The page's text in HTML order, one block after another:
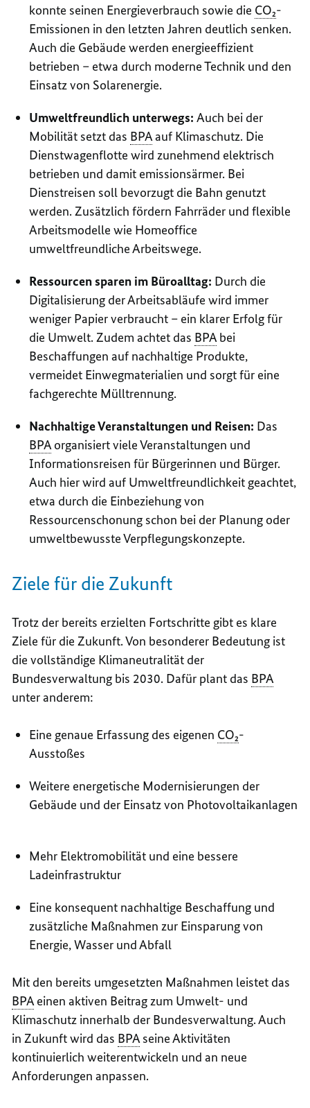
konnte seinen Energieverbrauch sowie die CO₂-
Emissionen in den letzten Jahren deutlich senken.
Auch die Gebäude werden energieeffizient
betrieben – etwa durch moderne Technik und den
Einsatz von Solarenergie.
Umweltfreundlich unterwegs:Auch bei der
Mobilität setzt das BPAauf Klimaschutz. Die
Dienstwagenflotte wird zunehmend elektrisch
betrieben und damit emissionsärmer. Bei
Dienstreisen soll bevorzugt die Bahn genutzt
werden. Zusätzlich fördern Fahrräder und flexible
Arbeitsmodelle wie Homeoffice
umweltfreundliche Arbeitswege.
Ressourcen sparen im Büroalltag: Durch die
Digitalisierung der Arbeitsabläufe wird immer
weniger Papier verbraucht – ein klarer Erfolg für
die Umwelt. Zudem achtet das BPAbei
Beschaffungen auf nachhaltige Produkte,
vermeidet Einwegmaterialien und sorgt für eine
fachgerechte Mülltrennung.
Nachhaltige Veranstaltungen und Reisen: Das
BPAorganisiert viele Veranstaltungen und
Informationsreisen für Bürgerinnen und Bürger.
Auch hier wird auf Umweltfreundlichkeit geachtet,
etwa durch die Einbeziehung von
Ressourcenschonung schon bei der Planung oder
umweltbewusste Verpflegungskonzepte.
Ziele für die Zukunft
Trotz der bereits erzielten Fortschritte gibt es klare
Ziele für die Zukunft. Von besonderer Bedeutung ist
die vollständige Klimaneutralität der
Bundesverwaltung bis 2030. Dafür plant das BPA
unter anderem:
Eine genaue Erfassung des eigenen CO₂-
Ausstoßes
Weitere energetische Modernisierungen der
Gebäude und der Einsatz von Photovoltaikanlagen
Mehr Elektromobilität und eine bessere
Ladeinfrastruktur
Eine konsequent nachhaltige Beschaffung und
zusätzliche Maßnahmen zur Einsparung von
Energie, Wasser und Abfall
Mit den bereits umgesetzten Maßnahmen leistet das
BPAeinen aktiven Beitrag zum Umwelt- und
Klimaschutz innerhalb der Bundesverwaltung. Auch
in Zukunft wird das BPAseine Aktivitäten
kontinuierlich weiterentwickeln und an neue
Anforderungen anpassen.